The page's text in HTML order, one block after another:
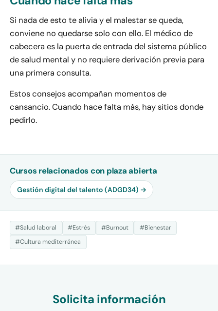
Si nada de esto te alivia y el malestar se queda,
conviene no quedarse solo con ello. El médico de
cabecera es la puerta de entrada del sistema público
de salud mental y no requiere derivación previa para
una primera consulta.
Estos consejos acompañan momentos de
cansancio. Cuando hace falta más, hay sitios donde
pedirlo.
Cursos relacionados con plaza abierta
Gestión digital del talento (ADGD34) →
#Salud laboral #Estrés #Burnout
#Bienestar
#Cultura mediterránea
Solicita información